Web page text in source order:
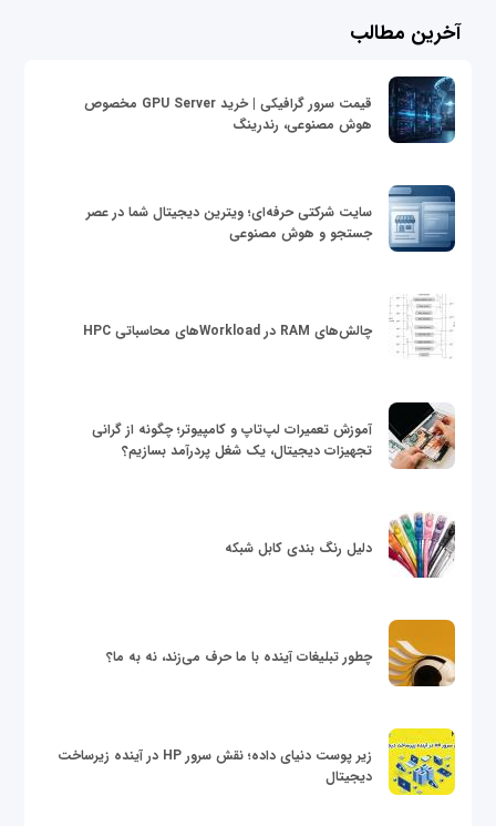
آخرین مطالب
قیمت سرور گرافیکی | خرید GPU Server مخصوص
هوش مصنوعی، رندرینگ
سایت شرکتی حرفه‌ای؛ ویترین دیجیتال شما در عصر
جستجو و هوش مصنوعی
چالش‌های RAM در Workloadهای محاسباتی HPC
آموزش تعمیرات لپ‌تاپ و کامپیوتر؛ چگونه از گرانی
تجهیزات دیجیتال، یک شغل پردرآمد بسازیم؟
دلیل رنگ بندی کابل شبکه
چطور تبلیغات آینده با ما حرف می‌زند، نه به ما؟
زیر پوست دنیای داده؛ نقش سرور HP در آینده زیرساخت
دیجیتال